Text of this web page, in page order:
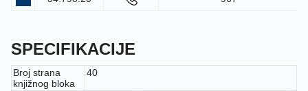
SPECIFIKACIJE
Broj strana
knjižnog bloka
40